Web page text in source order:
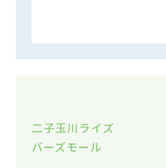
二子玉川ライズ
バーズモール